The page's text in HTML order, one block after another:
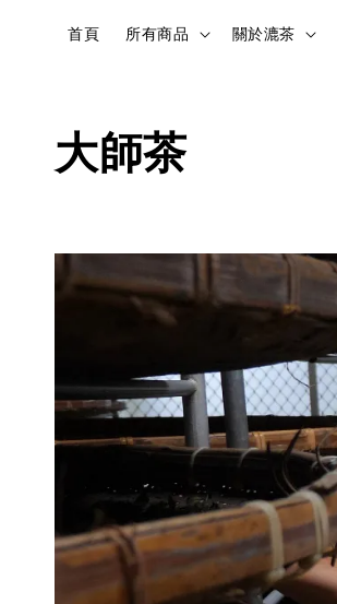
首頁 所有商品 關於漉茶
大師茶